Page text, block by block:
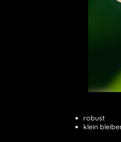
robust
klein